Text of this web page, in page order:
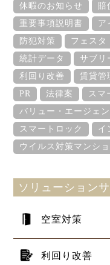
休暇のお知らせ
賠
重要事項説明書
ア
防犯対策
フェスタ
統計データ
サブリ
利回り改善
賃貸管
PR
法律案 スマ
バリュー・エージェン
スマートロック
イ
ウイルス対策マンシ
ソリューション
空室対策
利回り改善